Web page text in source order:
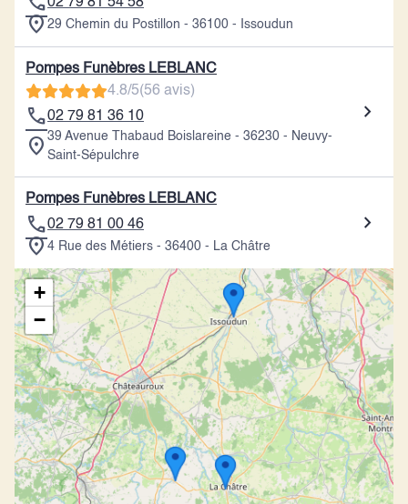
29 Chemin du Postillon - 36100 - Issoudun
Pompes Funèbres LEBLANC
4.8/5(56 avis)
02 79 81 36 10
39 Avenue Thabaud Boislareine - 36230 - Neuvy-
Saint-Sépulchre
Pompes Funèbres LEBLANC
02 79 81 00 46
4 Rue des Métiers - 36400 - La Châtre
+
−